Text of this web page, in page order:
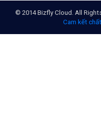
© 2014 Bizfly Cloud. All
Cam kết